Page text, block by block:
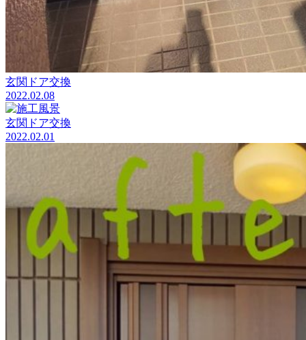
玄関ドア交換
2022.02.08
玄関ドア交換
2022.02.01